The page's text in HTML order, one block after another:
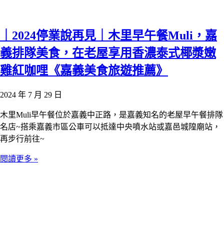
｜2024停業說再見｜木里早午餐Muli，嘉
義排隊美食，在老屋享用香濃泰式椰漿嫩
雞紅咖哩《嘉義美食旅遊推薦》
2024 年 7 月 29 日
木里Muli早午餐位於嘉義中正路，是嘉義知名的老屋早午餐排隊
名店~搭乘嘉義市區公車可以抵達中央噴水站或嘉邑城隍廟站，
再步行前往~
閱讀更多 »